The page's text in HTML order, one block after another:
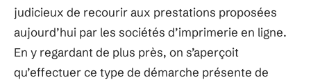
judicieux de recourir aux prestations proposées
aujourd’hui par les sociétés d’imprimerie en ligne.
En y regardant de plus près, on s’aperçoit
qu’effectuer ce type de démarche présente de